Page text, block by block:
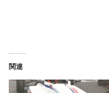
関連